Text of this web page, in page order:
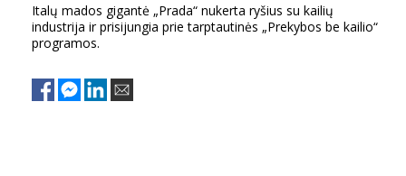
Italų mados gigantė „Prada“ nukerta ryšius su kailių
industrija ir prisijungia prie tarptautinės „Prekybos be kailio“
programos.